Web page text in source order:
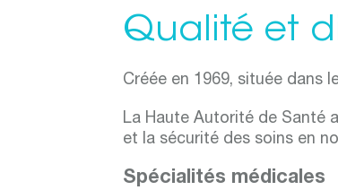
Qualité et
Créée en 1969, située dans
La Haute Autorité de Santé
et la sécurité des soins en
Spécialités médicales